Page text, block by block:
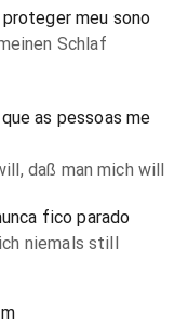
meu sono
Schlaf
as pessoas me
daß man mich will
fico parado
niemals still